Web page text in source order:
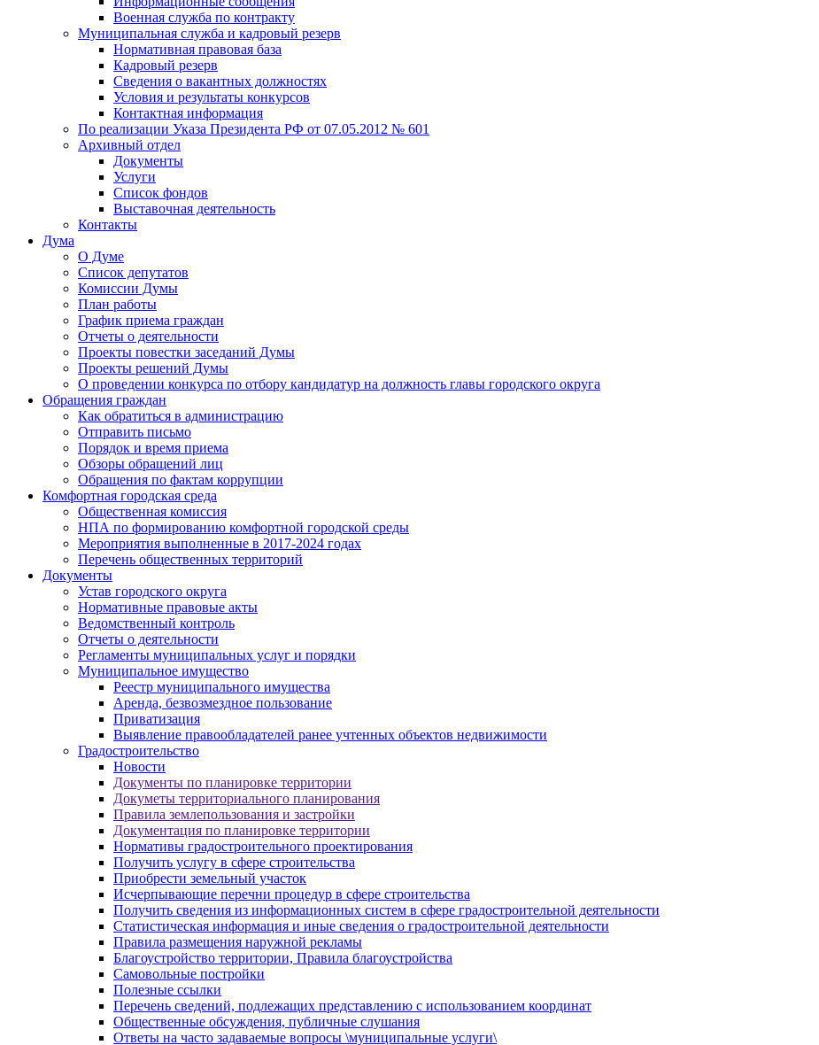
Военная служба по контракту
Муниципальная служба и кадровый резерв
Нормативная правовая база
Кадровый резерв
Сведения о вакантных должностях
Условия и результаты конкурсов
Контактная информация
По реализации Указа Президента РФ от 07.05.2012 № 601
Архивный отдел
Документы
Услуги
Список фондов
Выставочная деятельность
Контакты
Дума
О Думе
Список депутатов
Комиссии Думы
План работы
График приема граждан
Отчеты о деятельности
Проекты повестки заседаний Думы
Проекты решений Думы
О проведении конкурса по отбору кандидатур на должность главы городского округа
Обращения граждан
Как обратиться в администрацию
Отправить письмо
Порядок и время приема
Обзоры обращений лиц
Обращения по фактам коррупции
Комфортная городская среда
Общественная комиссия
НПА по формированию комфортной городской среды
Мероприятия выполненные в 2017-2024 годах
Перечень общественных территорий
Документы
Устав городского округа
Нормативные правовые акты
Ведомственный контроль
Отчеты о деятельности
Регламенты муниципальных услуг и порядки
Муниципальное имущество
Реестр муниципального имущества
Аренда, безвозмездное пользование
Приватизация
Выявление правообладателей ранее учтенных объектов недвижимости
Градостроительство
Новости
Документы по планировке территории
Докуметы территориального планирования
Правила землепользования и застройки
Документация по планировке территории
Нормативы градостроительного проектирования
Получить услугу в сфере строительства
Приобрести земельный участок
Исчерпывающие перечни процедур в сфере строительства
Получить сведения из информационных систем в сфере градостроительной деятельности
Статистическая информация и иные сведения о градостроительной деятельности
Правила размещения наружной рекламы
Благоустройство территории, Правила благоустройства
Самовольные постройки
Полезные ссылки
Перечень сведений, подлежащих представлению с использованием координат
Общественные обсуждения, публичные слушания
Ответы на часто задаваемые вопросы \муниципальные услуги\